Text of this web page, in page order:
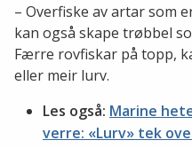
– Overfiske av artar som
kan også skape trøbbel
Færre rovfiskar på topp,
eller meir lurv.
Les også: Marine
verre: «Lurv» tek